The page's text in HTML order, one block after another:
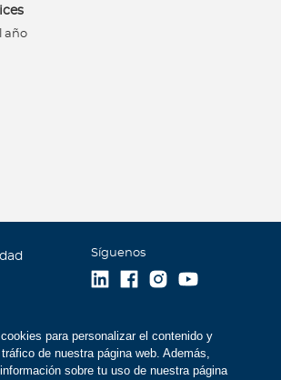
para personalizar el contenido y
de nuestra página web. Además,
sobre tu uso de nuestra página
año
Síguenos